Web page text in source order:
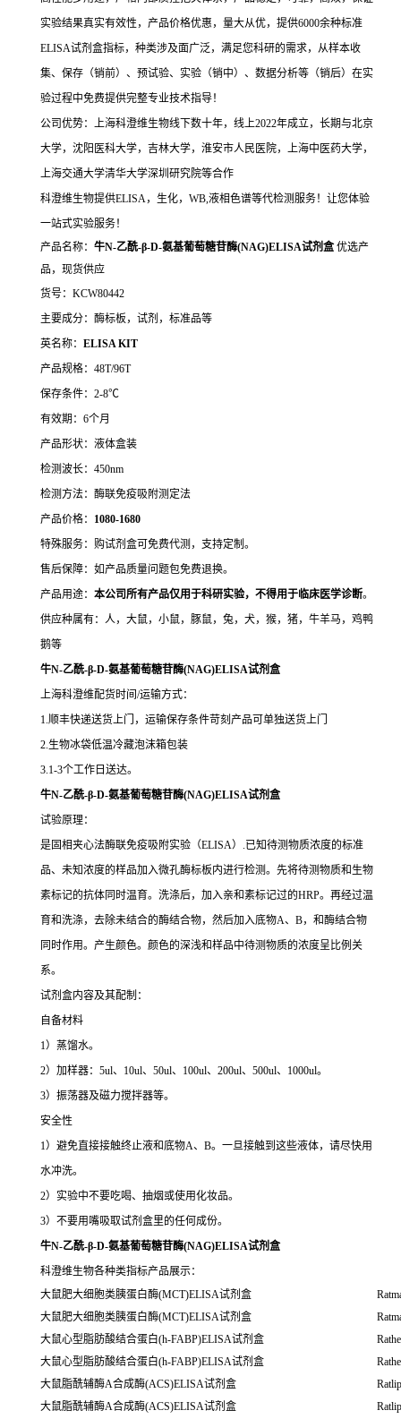
实验结果真实有效性，产品价格优惠，量大从优，提供6000余种标准
ELISA试剂盒指标，种类涉及面广泛，满足您科研的需求，从样本收
集、保存（销前）、预试验、实验（销中）、数据分析等（销后）在实
验过程中免费提供完整专业技术指导！
公司优势：上海科澄维生物线下数十年，线上2022年成立，长期与北京
大学，沈阳医科大学，吉林大学，淮安市人民医院，上海中医药大学，
上海交通大学清华大学深圳研究院等合作
科澄维生物提供ELISA，生化，WB,液相色谱等代检测服务！让您体验
一站式实验服务！
产品名称： 牛N-乙酰-β-D-氨基葡萄糖苷酶(NAG)ELISA试剂盒 优选产
品，现货供应
货号：KCW80442
主要成分：酶标板，试剂，标准品等
英名称： ELISA KIT
产品规格：48T/96T
保存条件：2-8℃
有效期：6个月
产品形状：液体盒装
检测波长：450nm
检测方法：酶联免疫吸附测定法
产品价格： 1080-1680
特殊服务：购试剂盒可免费代测，支持定制。
售后保障：如产品质量问题包免费退换。
产品用途： 本公司所有产品仅用于科研实验，不得用于临床医学诊断。
供应种属有：人，大鼠，小鼠，豚鼠，兔，犬，猴，猪，牛羊马，鸡鸭
鹅等
牛N-乙酰-β-D-氨基葡萄糖苷酶(NAG)ELISA试剂盒
上海科澄维配货时间/运输方式：
1.顺丰快递送货上门，运输保存条件苛刻产品可单独送货上门
2.生物冰袋低温冷藏泡沫箱包装
3.1-3个工作日送达。
牛N-乙酰-β-D-氨基葡萄糖苷酶(NAG)ELISA试剂盒
试验原理：
是固相夹心法酶联免疫吸附实验（ELISA）.已知待测物质浓度的标准
品、未知浓度的样品加入微孔酶标板内进行检测。先将待测物质和生物
素标记的抗体同时温育。洗涤后，加入亲和素标记过的HRP。再经过温
育和洗涤，去除未结合的酶结合物，然后加入底物A、B，和酶结合物
同时作用。产生颜色。颜色的深浅和样品中待测物质的浓度呈比例关
系。
试剂盒内容及其配制：
自备材料
1）蒸馏水。
2）加样器：5ul、10ul、50ul、100ul、200ul、500ul、1000ul。
3）振荡器及磁力搅拌器等。
安全性
1）避免直接接触终止液和底物A、B。一旦接触到这些液体，请尽快用
水冲洗。
2）实验中不要吃喝、抽烟或使用化妆品。
3）不要用嘴吸取试剂盒里的任何成份。
牛N-乙酰-β-D-氨基葡萄糖苷酶(NAG)ELISA试剂盒
科澄维生物各种类指标产品展示：
大鼠肥大细胞类胰蛋白酶(MCT)ELISA试剂盒
大鼠肥大细胞类胰蛋白酶(MCT)ELISA试剂盒
大鼠心型脂肪酸结合蛋白(h-FABP)ELISA试剂盒
大鼠心型脂肪酸结合蛋白(h-FABP)ELISA试剂盒
大鼠脂酰辅酶A合成酶(ACS)ELISA试剂盒
大鼠脂酰辅酶A合成酶(ACS)ELISA试剂盒